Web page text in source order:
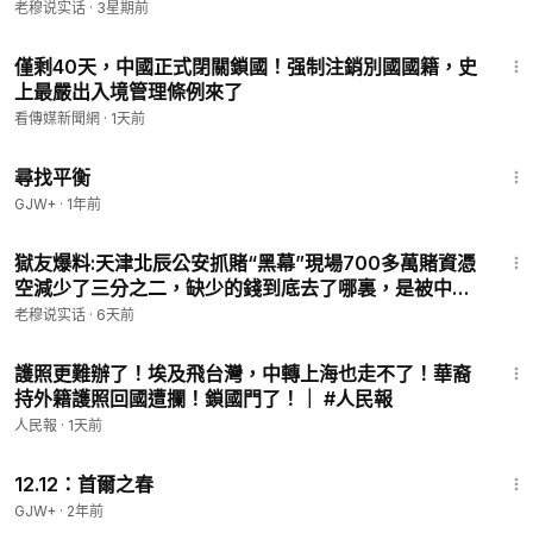
調？這真是中共不打自招啊！#中共 #黑幫 #鎮壓 #言論
老穆说实话 · 3星期前
僅剩40天，中國正式閉關鎖國！强制注銷別國國籍，史
上最嚴出入境管理條例來了
看傳媒新聞網 · 1天前
尋找平衡
GJW+ · 1年前
獄友爆料:天津北辰公安抓賭“黑幕”現場700多萬賭資憑
空減少了三分之二，缺少的錢到底去了哪裏，是被中共
匪警黑吃黑了嗎？#中共 #天津 #北辰 #公安 20260731
老穆说实话 · 6天前
護照更難辦了！埃及飛台灣，中轉上海也走不了！華裔
持外籍護照回國遭攔！鎖國門了！｜ #人民報
人民報 · 1天前
12.12：首爾之春
GJW+ · 2年前